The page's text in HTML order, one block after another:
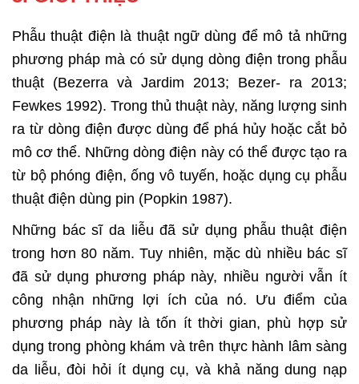
Phẫu thuật điện là thuật ngữ dùng để mô tả những
phương pháp mà có sử dụng dòng điện trong phẫu
thuật (Bezerra và Jardim 2013; Bezer- ra 2013;
Fewkes 1992). Trong thủ thuật này, năng lượng sinh
ra từ dòng điện được dùng để phá hủy hoặc cắt bỏ
mô cơ thể. Những dòng điện này có thể được tạo ra
từ bộ phóng điện, ống vô tuyến, hoặc dụng cụ phẫu
thuật điện dùng pin (Popkin 1987).
Những bác sĩ da liễu đã sử dụng phẫu thuật điện
trong hơn 80 năm. Tuy nhiên, mặc dù nhiều bác sĩ
đã sử dụng phương pháp này, nhiều người vẫn ít
công nhận những lợi ích của nó. Ưu điểm của
phương pháp này là tốn ít thời gian, phù hợp sử
dụng trong phòng khám và trên thực hành lâm sàng
da liễu, đòi hỏi ít dụng cụ, và khả năng dung nạp